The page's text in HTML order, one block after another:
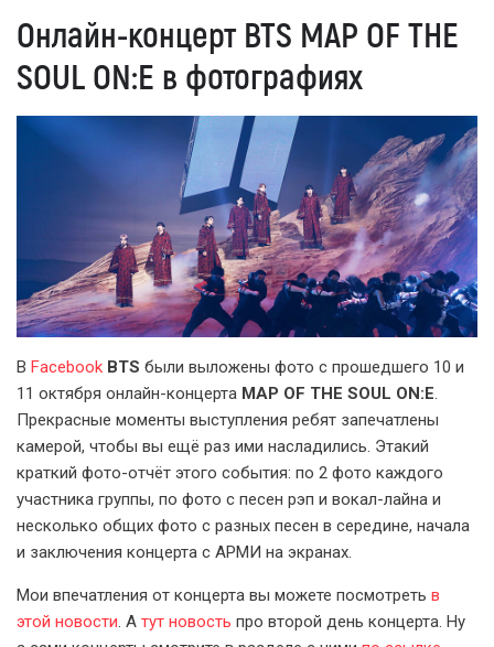
Онлайн-концерт BTS MAP OF THE
SOUL ON:E в фотографиях
В Facebook BTS были выложены фото с прошедшего 10 и
11 октября онлайн-концерта MAP OF THE SOUL ON:E.
Прекрасные моменты выступления ребят запечатлены
камерой, чтобы вы ещё раз ими насладились. Этакий
краткий фото-отчёт этого события: по 2 фото каждого
участника группы, по фото с песен рэп и вокал-лайна и
несколько общих фото с разных песен в середине, начала
и заключения концерта с АРМИ на экранах.
Мои впечатления от концерта вы можете посмотреть в
этой новости. А тут новость про второй день концерта. Ну